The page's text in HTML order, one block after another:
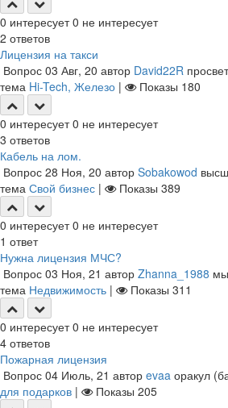
0 интересует 0 не интересует
2 ответов
Лицензия на такси
Вопрос 03 Авг, 20 автор David22R
тема Hi-Tech, Железо | Показы 180
0 интересует 0 не интересует
3 ответов
Кабель на лом.
Вопрос 28 Ноя, 20 автор Sobakowod
тема Свой бизнес | Показы 389
0 интересует 0 не интересует
1 ответ
Нужна лицензия МЧС?
Вопрос 03 Ноя, 21 автор Zhanna_1988
тема Недвижимость | Показы 311
0 интересует 0 не интересует
4 ответов
Пожарная лицензия
Вопрос 04 Июль, 21 автор evaa оракул
для подарков | Показы 205